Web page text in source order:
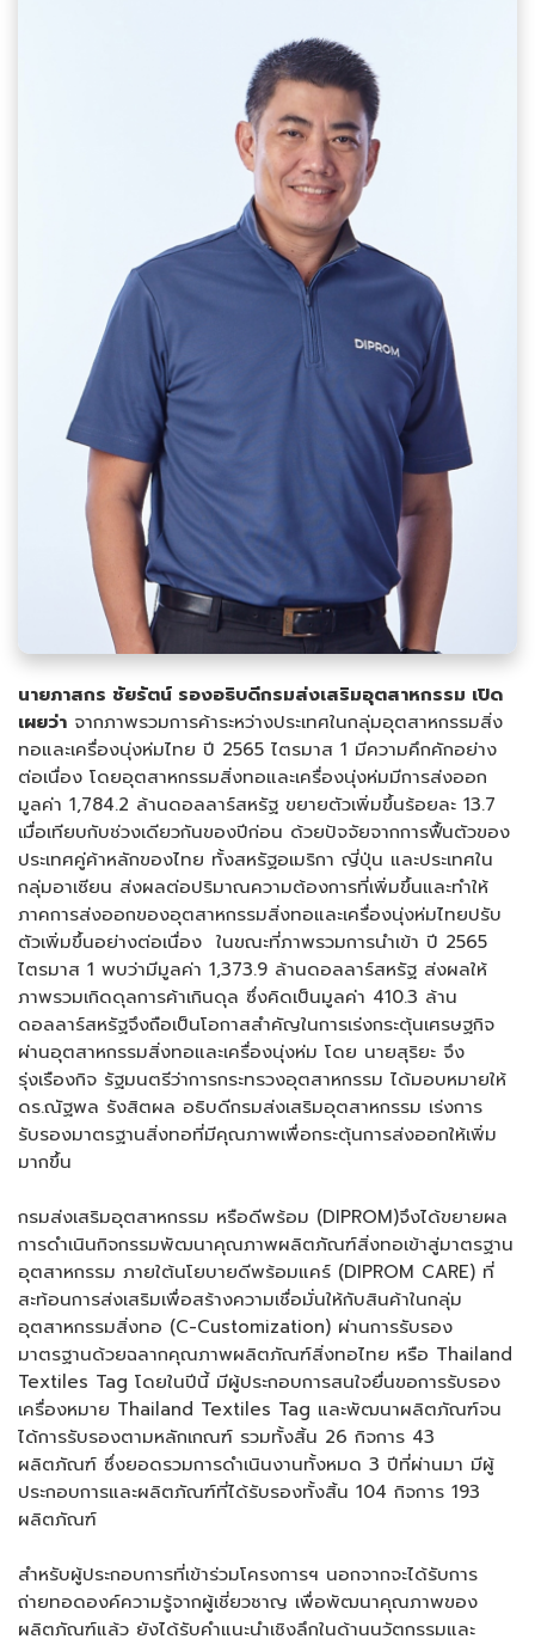
นายภาสกร ชัยรัตน์ รองอธิบดีกรมส่งเสริมอุตสาหกรรม เปิด
เผยว่า จากภาพรวมการค้าระหว่างประเทศในกลุ่มอุตสาหกรรมสิ่ง
ทอและเครื่องนุ่งห่มไทย ปี 2565 ไตรมาส 1 มีความคึกคักอย่าง
ต่อเนื่อง โดยอุตสาหกรรมสิ่งทอและเครื่องนุ่งห่มมีการส่งออก
มูลค่า 1,784.2 ล้านดอลลาร์สหรัฐ ขยายตัวเพิ่มขึ้นร้อยละ 13.7
เมื่อเทียบกับช่วงเดียวกันของปีก่อน ด้วยปัจจัยจากการฟื้นตัวของ
ประเทศคู่ค้าหลักของไทย ทั้งสหรัฐอเมริกา ญี่ปุ่น และประเทศใน
กลุ่มอาเซียน ส่งผลต่อปริมาณความต้องการที่เพิ่มขึ้นและทำให้
ภาคการส่งออกของอุตสาหกรรมสิ่งทอและเครื่องนุ่งห่มไทยปรับ
ตัวเพิ่มขึ้นอย่างต่อเนื่อง ในขณะที่ภาพรวมการนำเข้า ปี 2565
ไตรมาส 1 พบว่ามีมูลค่า 1,373.9 ล้านดอลลาร์สหรัฐ ส่งผลให้
ภาพรวมเกิดดุลการค้าเกินดุล ซึ่งคิดเป็นมูลค่า 410.3 ล้าน
ดอลลาร์สหรัฐจึงถือเป็นโอกาสสำคัญในการเร่งกระตุ้นเศรษฐกิจ
ผ่านอุตสาหกรรมสิ่งทอและเครื่องนุ่งห่ม โดย นายสุริยะ จึง
รุ่งเรืองกิจ รัฐมนตรีว่าการกระทรวงอุตสาหกรรม ได้มอบหมายให้
ดร.ณัฐพล รังสิตผล อธิบดีกรมส่งเสริมอุตสาหกรรม เร่งการ
รับรองมาตรฐานสิ่งทอที่มีคุณภาพเพื่อกระตุ้นการส่งออกให้เพิ่ม
มากขึ้น
กรมส่งเสริมอุตสาหกรรม หรือดีพร้อม (DIPROM)จึงได้ขยายผล
การดำเนินกิจกรรมพัฒนาคุณภาพผลิตภัณฑ์สิ่งทอเข้าสู่มาตรฐาน
อุตสาหกรรม ภายใต้นโยบายดีพร้อมแคร์ (DIPROM CARE) ที่
สะท้อนการส่งเสริมเพื่อสร้างความเชื่อมั่นให้กับสินค้าในกลุ่ม
อุตสาหกรรมสิ่งทอ (C-Customization) ผ่านการรับรอง
มาตรฐานด้วยฉลากคุณภาพผลิตภัณฑ์สิ่งทอไทย หรือ Thailand
Textiles Tag โดยในปีนี้ มีผู้ประกอบการสนใจยื่นขอการรับรอง
เครื่องหมาย Thailand Textiles Tag และพัฒนาผลิตภัณฑ์จน
ได้การรับรองตามหลักเกณฑ์ รวมทั้งสิ้น 26 กิจการ 43
ผลิตภัณฑ์ ซึ่งยอดรวมการดำเนินงานทั้งหมด 3 ปีที่ผ่านมา มีผู้
ประกอบการและผลิตภัณฑ์ที่ได้รับรองทั้งสิ้น 104 กิจการ 193
ผลิตภัณฑ์
สำหรับผู้ประกอบการที่เข้าร่วมโครงการฯ นอกจากจะได้รับการ
ถ่ายทอดองค์ความรู้จากผู้เชี่ยวชาญ เพื่อพัฒนาคุณภาพของ
ผลิตภัณฑ์แล้ว ยังได้รับคำแนะนำเชิงลึกในด้านนวัตกรรมและ